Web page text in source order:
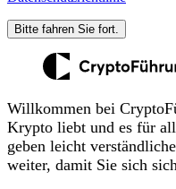
Bitte fahren Sie fort.
Willkommen bei
Krypto liebt und es für
geben leicht
weiter, damit Sie sich